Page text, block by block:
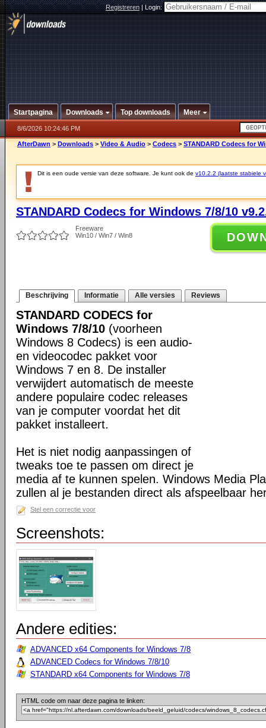
Registreren|Login:
Startpagina Downloads Top downloads Meer
8/6/2026 10:24:46 PM
AfterDawn > Downloads > Video & Audio > Codecs > STANDARD Codecs for
Dit is een oude versie van deze software. Je kunt ook de v10.2.2 (laatste stabiele
STANDARD Codecs for Windows 7/8/10
Freeware
Win10 / Win7 / Win8
Beschrijving Informatie Alle versies Reviews
STANDARD CODECS for
Windows 7/8/10 (voorheen
Windows 8 Codecs) is een audio-
en videocodec pakket voor
Windows 7 en 8. De installer
verwijdert automatisch de meeste
andere populaire codec releases
van je computer voordat het dit
pakket installeert.
Het is niet nodig aanpassingen of
tweaks toe te passen om direct je
media af te kunnen spelen. Windows Media
zullen al je bestanden direct als afspeelbaar
Stel een correctie voor
Screenshots:
Andere edities:
ADVANCED x64 Components for Windows 7/8
ADVANCED Codecs for Windows 7/8/10
STANDARD x64 Components for Windows 7/8
HTML code om naar deze pagina te linken: